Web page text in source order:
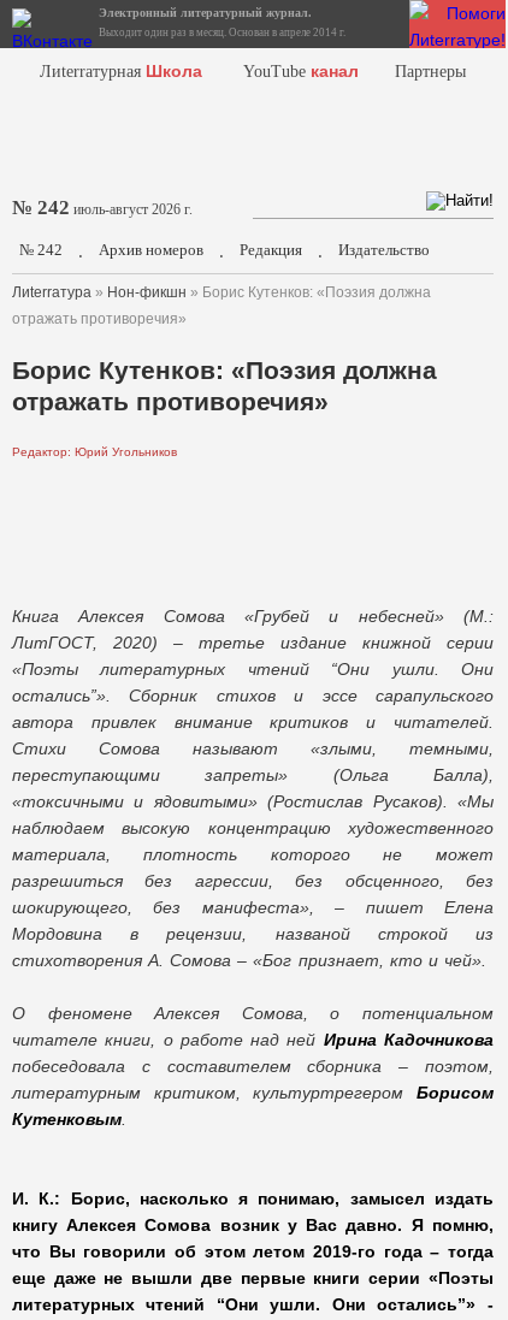
Электронный литературный журнал.
Выходит один раз в месяц. Основан в апреле 2014 г.
Лиterraтурная Школа YouTube канал Партнеры
№ 242 июль-август 2026 г.
№ 242 . Архив номеров . Редакция . Издательство
Лиterraтура » Нон-фикшн » Борис Кутенков: «Поэзия должна
отражать противоречия»
Борис Кутенков: «Поэзия должна
отражать противоречия»
Редактор: Юрий Угольников
Книга Алексея Сомова «Грубей и небесней» (М.:
ЛитГОСТ, 2020) – третье издание книжной серии
«Поэты литературных чтений “Они ушли. Они
остались”». Сборник стихов и эссе сарапульского
автора привлек внимание критиков и читателей.
Стихи Сомова называют «злыми, темными,
переступающими запреты» (Ольга Балла),
«токсичными и ядовитыми» (Ростислав Русаков). «Мы
наблюдаем высокую концентрацию художественного
материала, плотность которого не может
разрешиться без агрессии, без обсценного, без
шокирующего, без манифеста», – пишет Елена
Мордовина в рецензии, названой строкой из
стихотворения А. Сомова – «Бог признает, кто и чей».
О феномене Алексея Сомова, о потенциальном
читателе книги, о работе над ней Ирина Кадочникова
побеседовала с составителем сборника – поэтом,
литературным критиком, культуртрегером Борисом
Кутенковым
И. К.: Борис, насколько я понимаю, замысел издать
книгу Алексея Сомова возник у Вас давно. Я помню,
что Вы говорили об этом летом 2019-го года – тогда
еще даже не вышли две первые книги серии «Поэты
литературных чтений “Они ушли. Они остались”» -